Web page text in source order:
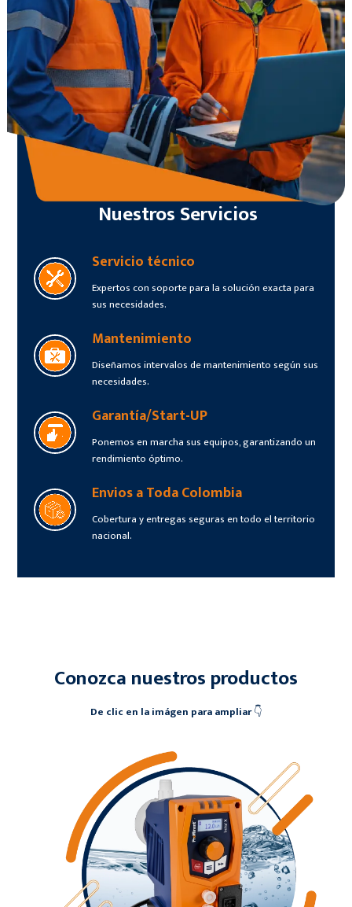
Nuestros Servicios
Servicio técnico
Expertos con soporte para la solución exacta para
sus necesidades.
Mantenimiento
Diseñamos intervalos de mantenimiento según sus
necesidades.
Garantía/Start-UP
Ponemos en marcha sus equipos, garantizando un
rendimiento óptimo.
Envios a Toda Colombia
Cobertura y entregas seguras en todo el territorio
nacional.
Conozca nuestros productos
De clic en la imágen para ampliar👇